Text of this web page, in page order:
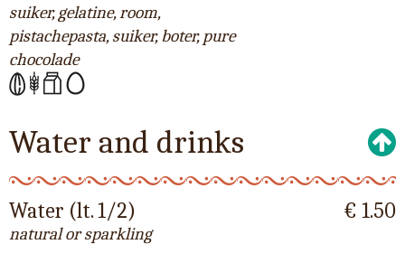
suiker, gelatine, room,
pistachepasta, suiker, boter, pure
chocolade
Water and drinks
Water (lt. 1/2)
natural or sparkling
€ 1.50